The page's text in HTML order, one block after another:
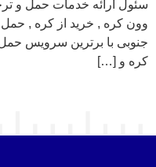
سئول ارائه خدمات حمل و
وون کره , خرید از کره , حمل
کره و […]